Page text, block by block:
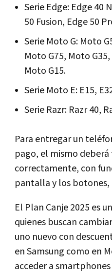
Serie Edge: Edge 40
50 Fusion, Edge 50
Serie Moto G: Moto
Moto G75, Moto
Moto G15.
Serie Moto E: E15,
Serie Razr: Razr 40,
Para entregar un
pago, el mismo
correctamente, con
pantalla y los
El Plan Canje 2025 es
quienes buscan
uno nuevo con
en Samsung como en
acceder a